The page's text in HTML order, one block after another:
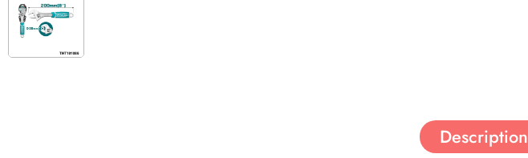
Description